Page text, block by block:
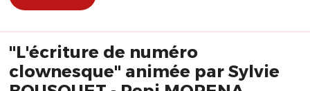
"L'écriture de numéro
clownesque" animée par Sylvie